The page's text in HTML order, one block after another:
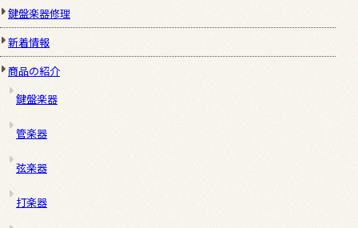
鍵盤楽器修理
新着情報
商品の紹介
鍵盤楽器
管楽器
弦楽器
打楽器